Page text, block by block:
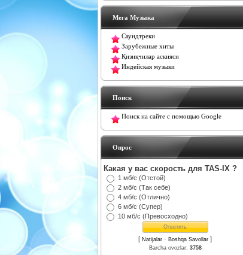
Мега Музыка
Саундтреки
Зарубежные хиты
Қизиқчилар аскияси
Индейская музыки
Поиск
Поиск на сайте с помощью Google
Oпрос
Какая у вас скорость для TAS-IX ?
1 мб/с (Отстой)
2 мб/с (Так себе)
4 мб/с (Отлично)
6 мб/с (Супер)
10 мб/с (Превосходно)
[ Natijalar · Boshqa Savollar ]
Barcha ovozlar: 3758